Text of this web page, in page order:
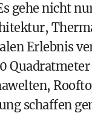
gehe nicht
Erlebnis
schaffen